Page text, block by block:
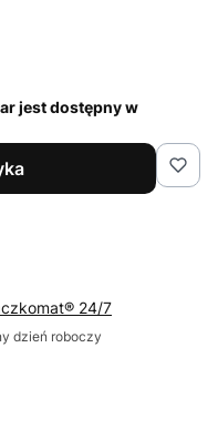
jest dostępny w
24/7
dzień roboczy